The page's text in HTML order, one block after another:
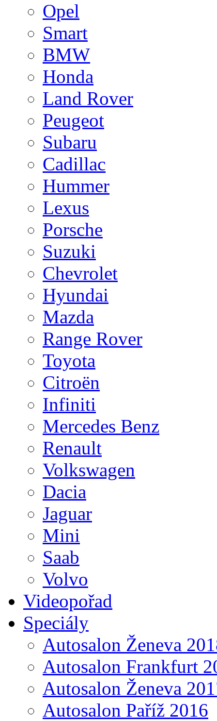
Opel
Smart
BMW
Honda
Land Rover
Peugeot
Subaru
Cadillac
Hummer
Lexus
Porsche
Suzuki
Chevrolet
Hyundai
Mazda
Range Rover
Toyota
Citroën
Infiniti
Mercedes Benz
Renault
Volkswagen
Dacia
Jaguar
Mini
Saab
Volvo
Videopořad
Speciály
Autosalon Ženeva
Autosalon Frankfurt
Autosalon Ženeva
Autosalon Paříž 2016